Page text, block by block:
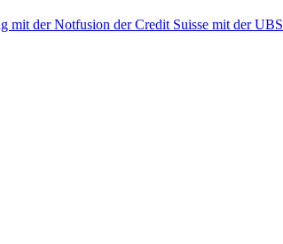
mit der Notfusion der Credit Suisse mit der UBS